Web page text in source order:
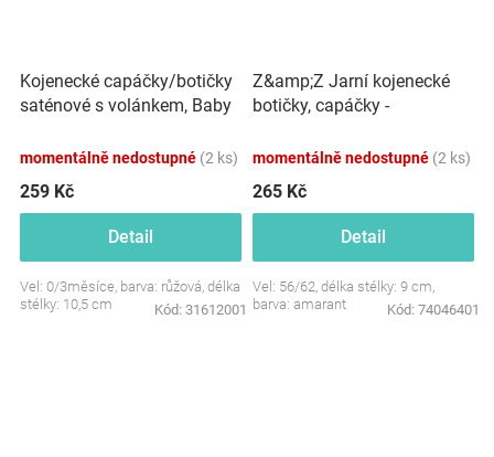
Kojenecké capáčky/botičky
saténové s volánkem, Baby
momentálně nedostupné (2 ks)
259 Kč
Detail
Vel: 0/3měsíce, barva: růžová, délka
stélky: 10,5 cm
Kód: 31612001
Z&amp;Z Jarní kojenecké
botičky, capáčky -
momentálně nedostupné (2 ks)
265 Kč
Detail
Vel: 56/62, délka stélky: 9 cm,
barva: amarant
Kód: 74046401